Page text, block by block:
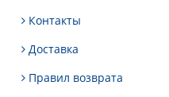
Контакты
Доставка
Правил возврата